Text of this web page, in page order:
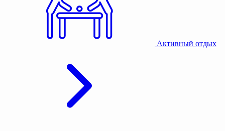
Активный отдых